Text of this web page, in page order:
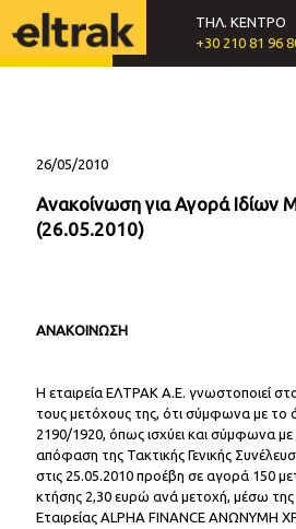
ΤΗΛ. ΚΕΝΤΡΟ
+30 210 81 96
26/05/2010
Ανακοίνωση για Αγορά Ιδίων
(26.05.2010)
ΑΝΑΚΟΙΝΩΣΗ
Η εταιρεία ΕΛΤΡΑΚ Α.Ε. γνωστοποιεί
τους μετόχους της, ότι σύμφωνα με το
2190/1920, όπως ισχύει και σύμφωνα
απόφαση της Τακτικής Γενικής
στις 25.05.2010 προέβη σε αγορά 150
κτήσης 2,30 ευρώ ανά μετοχή, μέσω της
Εταιρείας ALPHA FINANCE ΑΝΩΝΥΜΗ